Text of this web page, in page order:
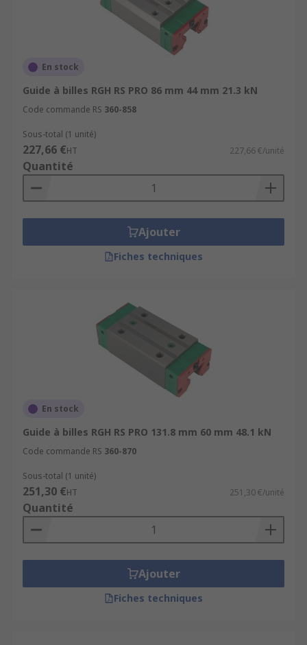
En stock
Guide à billes RGH RS PRO 86 mm 44 mm 21.3 kN
Code commande RS 360-858
Sous-total (1 unité)
227,66 €HT 227,66 €/unité
Quantité
Ajouter
Fiches techniques
En stock
Guide à billes RGH RS PRO 131.8 mm 60 mm 48.1 kN
Code commande RS 360-870
Sous-total (1 unité)
251,30 €HT 251,30 €/unité
Quantité
Ajouter
Fiches techniques